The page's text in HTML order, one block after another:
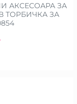
АКСЕСОАРА ЗА
В ТОРБИЧКА ЗА